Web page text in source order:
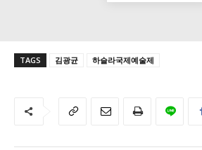
TAGS 김광균 하슬라국제예술제